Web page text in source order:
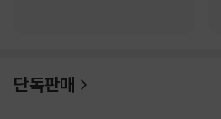
단독판매